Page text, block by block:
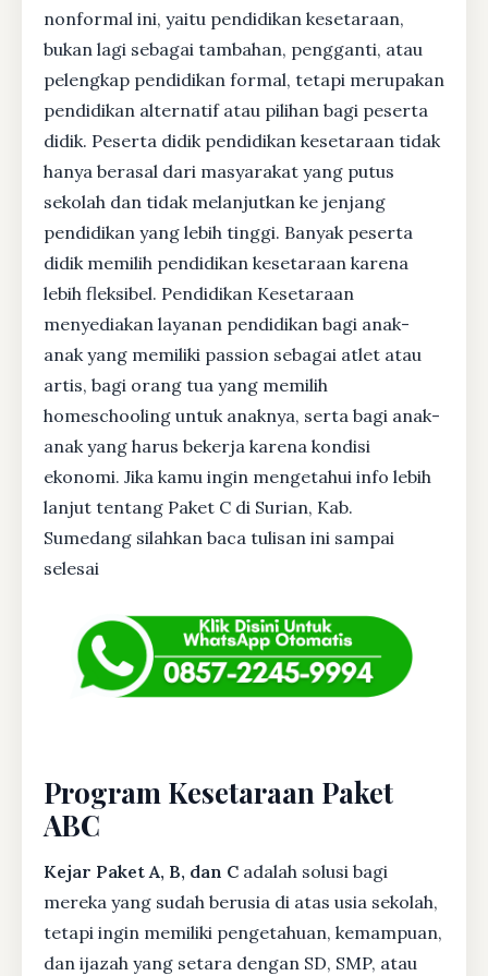
nonformal ini, yaitu pendidikan kesetaraan,
bukan lagi sebagai tambahan, pengganti, atau
pelengkap pendidikan formal, tetapi merupakan
pendidikan alternatif atau pilihan bagi peserta
didik. Peserta didik pendidikan kesetaraan tidak
hanya berasal dari masyarakat yang putus
sekolah dan tidak melanjutkan ke jenjang
pendidikan yang lebih tinggi. Banyak peserta
didik memilih pendidikan kesetaraan karena
lebih fleksibel. Pendidikan Kesetaraan
menyediakan layanan pendidikan bagi anak-
anak yang memiliki passion sebagai atlet atau
artis, bagi orang tua yang memilih
homeschooling untuk anaknya, serta bagi anak-
anak yang harus bekerja karena kondisi
ekonomi. Jika kamu ingin mengetahui info lebih
lanjut tentang Paket C di Surian, Kab.
Sumedang silahkan baca tulisan ini sampai
selesai
Program Kesetaraan Paket
ABC
Kejar Paket A, B, dan C adalah solusi bagi
mereka yang sudah berusia di atas usia sekolah,
tetapi ingin memiliki pengetahuan, kemampuan,
dan ijazah yang setara dengan SD, SMP, atau